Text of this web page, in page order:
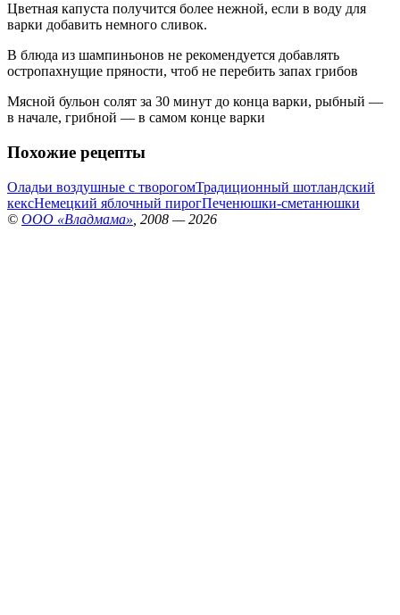
Цветная капуста получится более нежной, если в воду для
варки добавить немного сливок.
В блюда из шампиньонов не рекомендуется добавлять
остропахнущие пряности, чтоб не перебить запах грибов
Мясной бульон солят за 30 минут до конца варки, рыбный —
в начале, грибной — в самом конце варки
Похожие рецепты
Оладьи воздушные с творогомТрадиционный шотландский
кексНемецкий яблочный пирогПеченюшки-сметанюшки
© ООО «Владмама» , 2008 — 2026